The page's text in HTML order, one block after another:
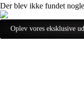
Der blev ikke fundet
Oplev vores eksklusive